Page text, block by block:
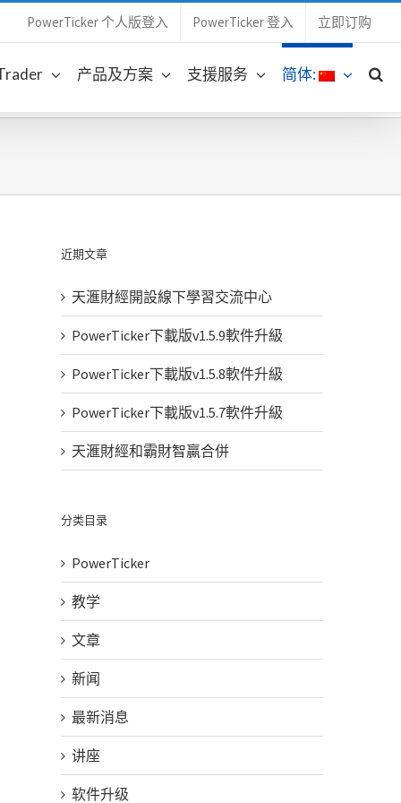
PowerTicker 个人版登入 PowerTicker 登入 立即订购
产品及方案 支援服务 简体:
近期文章
天滙財經開設線下學習交流中心
PowerTicker下載版v1.5.9軟件升級
PowerTicker下載版v1.5.8軟件升級
PowerTicker下載版v1.5.7軟件升級
天滙財經和霸財智贏合併
分类目录
PowerTicker
教学
文章
新闻
最新消息
讲座
软件升级